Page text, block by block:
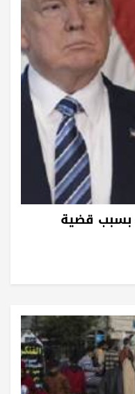
بسبب قضية